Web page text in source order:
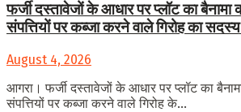
फर्जी दस्तावेजों के आधार पर प्लॉट का
संपत्तियों पर कब्जा करने वाले गिरोह का
August 4, 2026
आगरा। फर्जी दस्तावेजों के आधार पर प्लॉट का
संपत्तियों पर कब्जा करने वाले गिरोह के...